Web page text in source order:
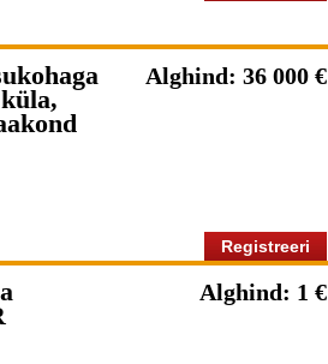
Alghind: 36 000 €
Registreeri
Alghind: 1 €